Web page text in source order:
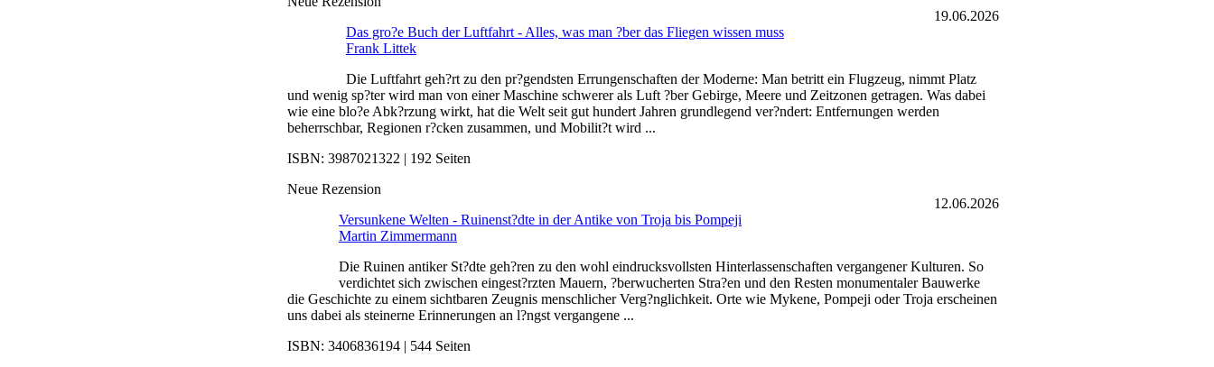
19.06.2026
Das gro?e Buch der Luftfahrt - Alles, was man ?ber das Fliegen wissen muss
Frank Littek
Die Luftfahrt geh?rt zu den pr?gendsten Errungenschaften der Moderne: Man betritt ein Flugzeug, nimmt Platz
und wenig sp?ter wird man von einer Maschine schwerer als Luft ?ber Gebirge, Meere und Zeitzonen getragen. Was dabei
wie eine blo?e Abk?rzung wirkt, hat die Welt seit gut hundert Jahren grundlegend ver?ndert: Entfernungen werden
beherrschbar, Regionen r?cken zusammen, und Mobilit?t wird ...
ISBN: 3987021322 | 192 Seiten
12.06.2026
Neue Rezension
Versunkene Welten - Ruinenst?dte in der Antike von Troja bis Pompeji
Martin Zimmermann
Die Ruinen antiker St?dte geh?ren zu den wohl eindrucksvollsten Hinterlassenschaften vergangener Kulturen. So
verdichtet sich zwischen eingest?rzten Mauern, ?berwucherten Stra?en und den Resten monumentaler Bauwerke
die Geschichte zu einem sichtbaren Zeugnis menschlicher Verg?nglichkeit. Orte wie Mykene, Pompeji oder Troja erscheinen
uns dabei als steinerne Erinnerungen an l?ngst vergangene ...
ISBN: 3406836194 | 544 Seiten